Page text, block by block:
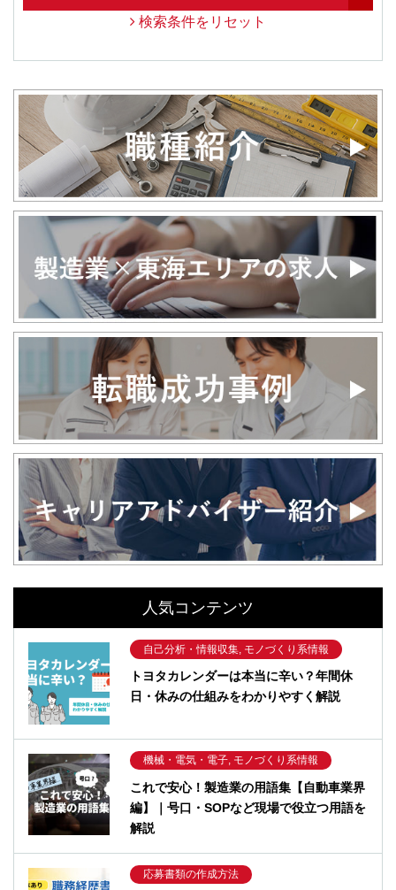
検索条件をリセット
人気コンテンツ
自己分析・情報収集, モノづくり系情報
トヨタカレンダーは本当に辛い？年間休
日・休みの仕組みをわかりやすく解説
機械・電気・電子, モノづくり系情報
これで安心！製造業の用語集【自動車業界
編】｜号口・SOPなど現場で役立つ用語を
解説
応募書類の作成方法